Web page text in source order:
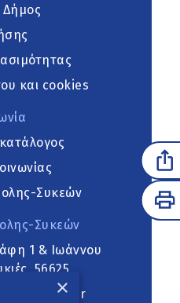
και cookies
Συκεών
Συκεών
1 & Ιωάννου
56625
×